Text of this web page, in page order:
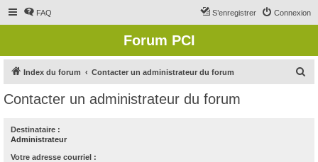
FAQ Connexion
S’enregistrer
Forum PCI
Index du forum Contacter un administrateur du forum
Contacter un administrateur du forum
Destinataire :
Administrateur
Votre adresse courriel :